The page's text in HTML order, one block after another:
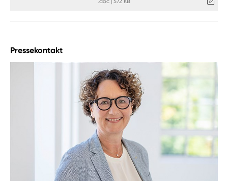
.doc 572 KB
Pressekontakt